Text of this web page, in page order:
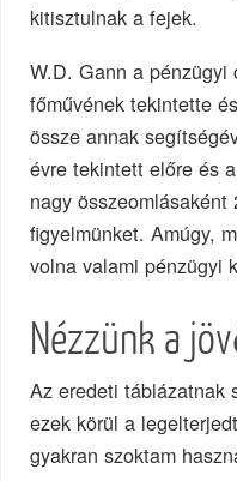
kitisztulnak a fejek.
W.D. Gann a
főművének tekintette
össze annak
évre tekintett előre és
nagy
figyelmünket. Amúgy,
volna valami pénzügyi
Nézzünk a
Az eredeti táblázatnak
ezek körül a
gyakran szoktam